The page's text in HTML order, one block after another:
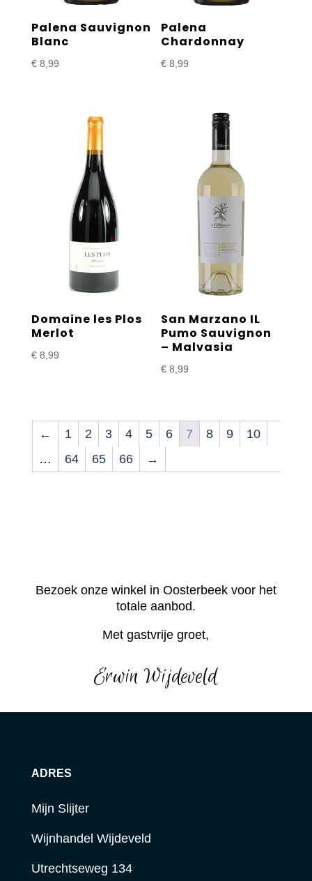
Palena Sauvignon
Blanc
€8,99
Palena
Chardonnay
€ 8,99
Domaine les Plos
Merlot
€8,99
San Marzano IL
Pumo Sauvignon
– Malvasia
€ 8,99
← 1 2 3 4 5 6 7 8 9
10
…
64 65 66 →
Bezoek onze winkel in Oosterbeek voor het
totale aanbod.
Met gastvrije groet,
Erwin Wijdeveld
ADRES
Mijn Slijter
Wijnhandel Wijdeveld
Utrechtseweg 134